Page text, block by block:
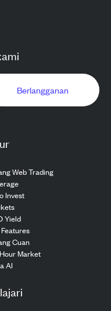
Web Trading
Invest
Yield
Cuan
Market
AI
Berlangganan